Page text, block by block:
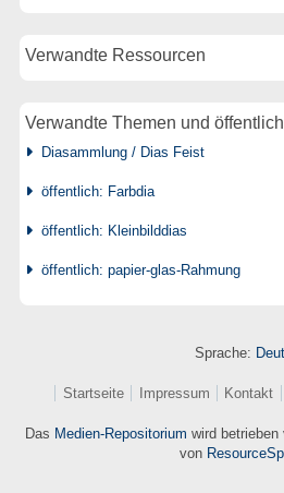
Verwandte Ressourcen
Verwandte Themen und
Diasammlung / Dias Feist
öffentlich: Farbdia
öffentlich: Kleinbilddias
öffentlich: papier-glas-Rahmung
Sprache:
Startseite Impressum Kontakt
Das Medien-Repositorium wird betrieben
von